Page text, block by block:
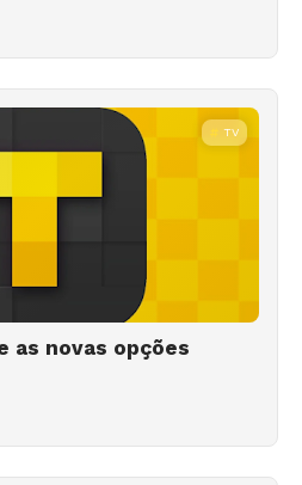
TV
as novas opções